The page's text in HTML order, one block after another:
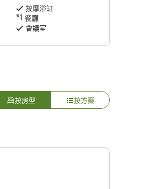
按摩浴缸
餐廳
會議室
按房型 按方案